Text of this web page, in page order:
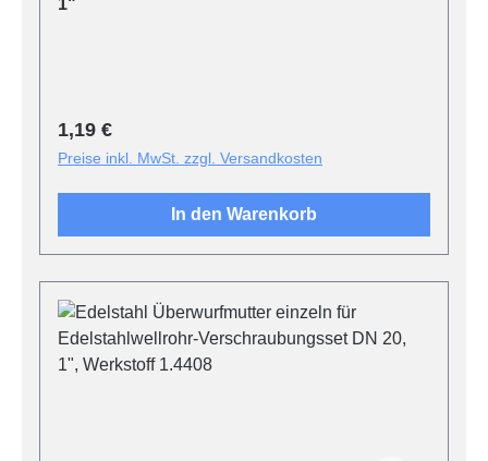
1"
Regulärer Preis:
1,19 €
Preise inkl. MwSt. zzgl. Versandkosten
In den Warenkorb